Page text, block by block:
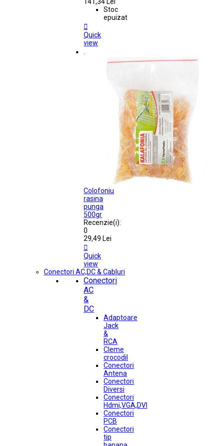
Stoc
epuizat

Quick
view
.
Colofoniu
rasina
punga
500gr
Recenzie(i):
0
29,49 Lei

Quick
view
Conectori AC,DC & Cabluri
Conectori
AC
&
DC
Adaptoare
Jack
&
RCA
Cleme
crocodil
Conectori
Antena
Conectori
Diversi
Conectori
Hdmi,VGA,DVI
Conectori
PCB
Conectori
tip